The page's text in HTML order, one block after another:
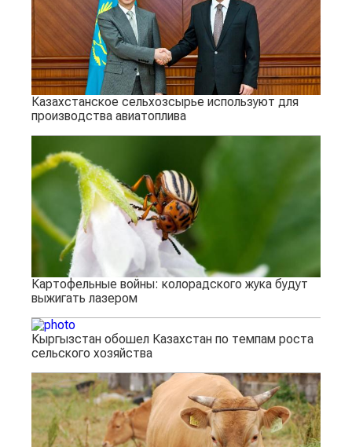
Казахстанское сельхозсырье используют для
производства авиатоплива
Картофельные войны: колорадского жука будут
выжигать лазером
Кыргызстан обошел Казахстан по темпам роста
сельского хозяйства